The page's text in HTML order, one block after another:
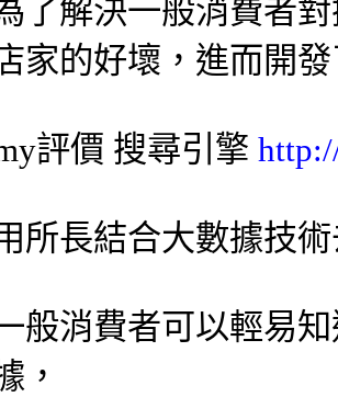
了解決一般消費者
家的好壞，進而開
評價 搜尋引擎
所長結合大數據技
般消費者可以輕易
，